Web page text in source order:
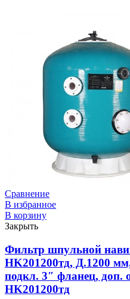
Сравнение
В избранное
В корзину
Закрыть
Фильтр шпульной
HK201200тд, Д.1200
подкл. 3″ фланец, доп.
HK201200тд